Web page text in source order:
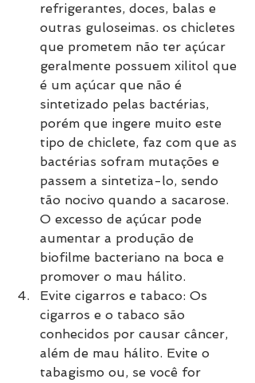
refrigerantes, doces, balas e
outras guloseimas. os chicletes
que prometem não ter açúcar
geralmente possuem xilitol que
é um açúcar que não é
sintetizado pelas bactérias,
porém que ingere muito este
tipo de chiclete, faz com que as
bactérias sofram mutações e
passem a sintetiza-lo, sendo
tão nocivo quando a sacarose.
O excesso de açúcar pode
aumentar a produção de
biofilme bacteriano na boca e
promover o mau hálito.
Evite cigarros e tabaco: Os
cigarros e o tabaco são
conhecidos por causar câncer,
além de mau hálito. Evite o
tabagismo ou, se você for